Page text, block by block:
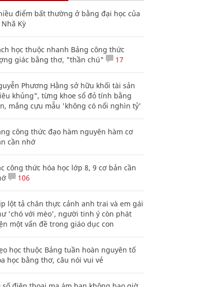
điểm bất thường ở bằng đại học của
Nhã Kỳ
học thuộc nhanh Bảng công thức
giác bằng thơ, "thần chú"
17
Phương Hằng sở hữu khối tài sản
khủng", từng khoe sổ đỏ tính bằng
mắng cựu mẫu 'không có nổi nghìn tỷ'
công thức đạo hàm nguyên hàm cơ
cần nhớ
công thức hóa học lớp 8, 9 cơ bản cần
106
lột tả chân thực cảnh anh trai và em gái
'chó với mèo', người tinh ý còn phát
một vấn đề trong giáo dục con
học thuộc Bảng tuần hoàn nguyên tố
học bằng thơ, câu nói vui vẻ